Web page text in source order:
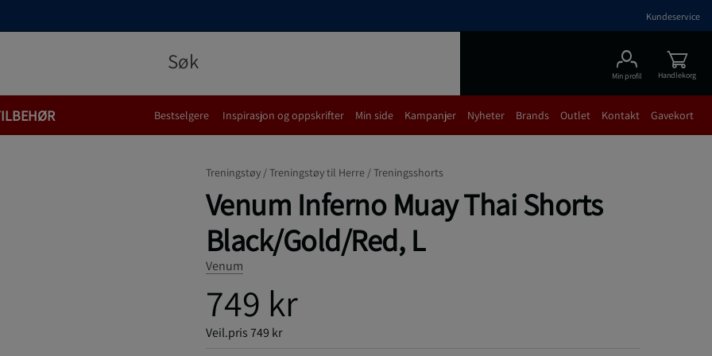
Kundeservice
Min profil Handlekorg
Bestselgere Inspirasjon og oppskrifter Min side Kampanjer Nyheter Brands Outlet Kontakt Gavekort
Treningstøy /Treningstøy til Herre /Treningsshorts
Venum Inferno Muay Thai Shorts
Black/Gold/Red, L
Venum
749 kr
Veil.pris749 kr